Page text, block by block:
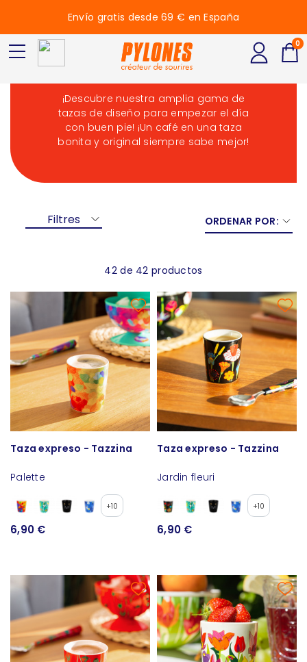
Taza de café
¡Descubre nuestra amplia gama de
tazas de diseño para empezar el día
con buen pie! ¡Un café en una taza
bonita y original siempre sabe mejor!
Filtres ORDENAR POR:
42 de 42 productos
Taza expreso - Tazzina
Palette
+10
6,90 €
Taza expreso - Tazzina
Jardin fleuri
+10
6,90 €
Envío gratis desde 69 € en España
0